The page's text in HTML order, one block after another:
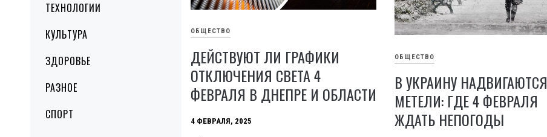
ТЕХНОЛОГИИ
КУЛЬТУРА
ЗДОРОВЬЕ
РАЗНОЕ
СПОРТ
ОБЩЕСТВО
ДЕЙСТВУЮТ ЛИ ГРАФИКИ
ОТКЛЮЧЕНИЯ СВЕТА 4
ФЕВРАЛЯ В ДНЕПРЕ И ОБЛАСТИ
4 ФЕВРАЛЯ, 2025
ОБЩЕСТВО
В УКРАИНУ НАДВИГАЮТСЯ
МЕТЕЛИ: ГДЕ 4 ФЕВРАЛЯ
ЖДАТЬ НЕПОГОДЫ